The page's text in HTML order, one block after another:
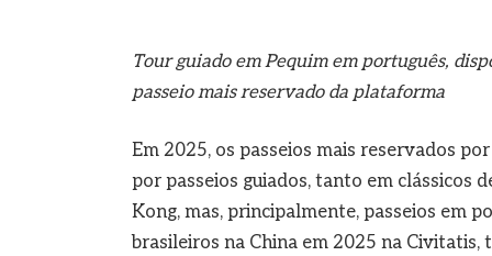
Tour guiado em Pequim em português,
passeio mais reservado da plataforma
Em 2025, os passeios mais reservados
por passeios guiados, tanto em clássicos
Kong, mas, principalmente, passeios em
brasileiros na China em 2025 na